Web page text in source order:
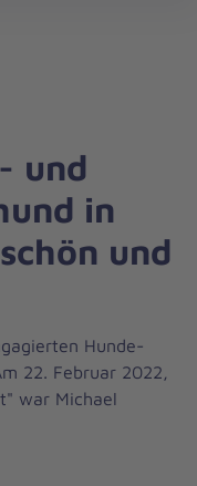
und
in
und
Hunde-
22. Februar 2022,
war Michael